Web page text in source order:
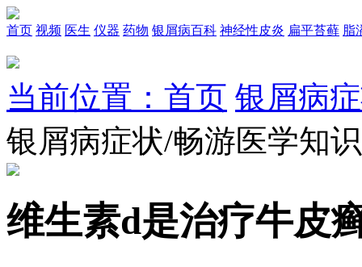
首页 视频 医生 仪器 药物 银屑病百科 神经性皮炎 扁平苔藓 脂
当前位置：首页 银屑病
银屑病症状/畅游医学知
维生素d是治疗牛皮